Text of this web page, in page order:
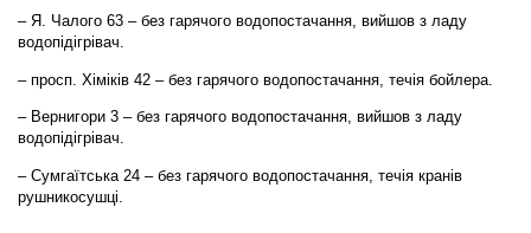
– Я. Чалого 63 – без гарячого водопостачання, вийшов з ладу
водопідігрівач.
– просп. Хіміків 42 – без гарячого водопостачання, течія бойлера.
– Вернигори 3 – без гарячого водопостачання, вийшов з ладу
водопідігрівач.
– Сумгаїтська 24 – без гарячого водопостачання, течія кранів
рушникосушці.